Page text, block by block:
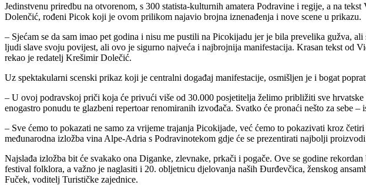
Jedinstvenu priredbu na otvorenom, s 300 statista-kulturnih amatera Podravine i regije, a na
Dolenčić, rođeni Picok koji je ovom prilikom najavio brojna iznenađenja i nove scene u prikazu.
– Sjećam se da sam imao pet godina i nisu me pustili na Picokijadu jer je bila prevelika gužva,
ljudi slave svoju povijest, ali ovo je sigurno najveća i najbrojnija manifestacija. Krasan tekst od
rekao je redatelj Krešimir Dolečić.
Uz spektakularni scenski prikaz koji je centralni događaj manifestacije, osmišljen je i bogat
– U ovoj podravskoj priči koja će privući više od 30.000 posjetitelja želimo približiti sve
enogastro ponudu te glazbeni repertoar renomiranih izvođača. Svatko će pronaći nešto za sebe –
– Sve ćemo to pokazati ne samo za vrijeme trajanja Picokijade, već ćemo to pokazivati kroz
međunarodna izložba vina Alpe-Adria s Podravinotekom gdje će se prezentirati najbolji
Najslađa izložba bit će svakako ona Diganke, zlevnake, prkači i pogače. Ove se godine
festival folklora, a važno je naglasiti i 20. obljetnicu djelovanja naših Đurđevčica, ženskog
Fuček, voditelj Turističke zajednice.